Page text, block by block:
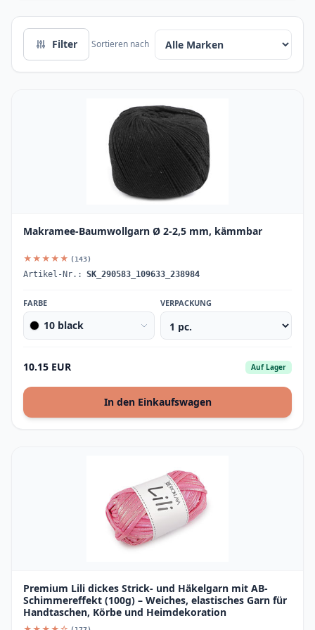
Filter Sortieren nach
Makramee-Baumwollgarn Ø 2-2,5 mm, kämmbar
★★★★★ (143)
Artikel-Nr.: SK_290583_109633_238984
FARBE
10 black
VERPACKUNG
10.15 EUR Auf Lager
In den Einkaufswagen
Premium Lili dickes Strick- und Häkelgarn mit AB-
Schimmereffekt (100g) – Weiches, elastisches Garn für
Handtaschen, Körbe und Heimdekoration